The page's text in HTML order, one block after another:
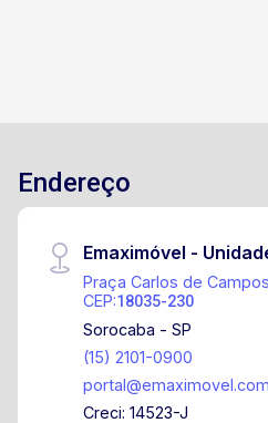
Endereço
Emaximóvel -
Praça Carlos de
CEP:18035-230
Sorocaba - SP
(15) 2101-0900
Creci: 14523-J